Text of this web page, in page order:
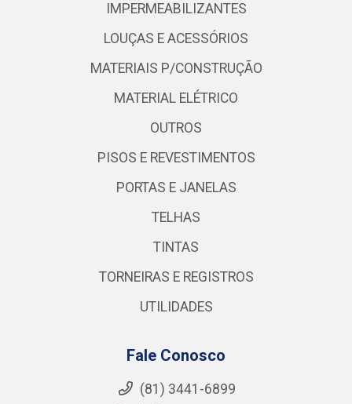
IMPERMEABILIZANTES
LOUÇAS E ACESSÓRIOS
MATERIAIS P/CONSTRUÇÃO
MATERIAL ELÉTRICO
OUTROS
PISOS E REVESTIMENTOS
PORTAS E JANELAS
TELHAS
TINTAS
TORNEIRAS E REGISTROS
UTILIDADES
Fale Conosco
(81) 3441-6899